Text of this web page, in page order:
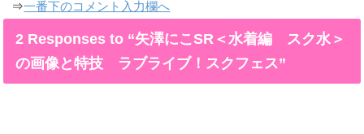
⇒一番下のコメント入力欄へ
2 Responses to “矢澤にこSR＜水着編 スク水＞
の画像と特技 ラブライブ！スクフェス”